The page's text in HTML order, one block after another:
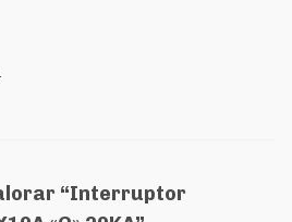
“Interruptor